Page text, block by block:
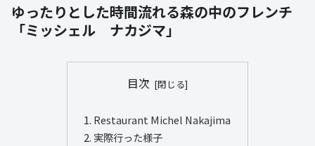
ゆったりとした時間流れる森の中のフレンチ
「ミッシェル ナカジマ」
目次
Restaurant Michel Nakajima
実際行った様子